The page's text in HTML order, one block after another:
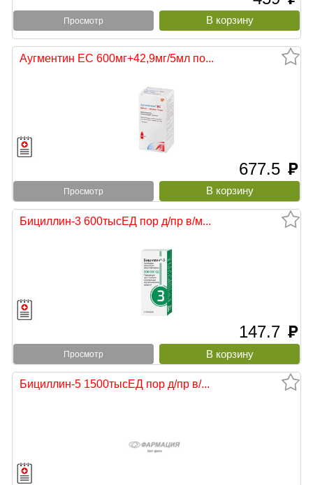
Просмотр
Аугментин ЕС 600мг+42,9мг/5мл по...
677.5 руб
Просмотр
Бициллин-3 600тысЕД пор д/пр в/м...
147.7 руб
Просмотр
Бициллин-5 1500тысЕД пор д/пр в/...